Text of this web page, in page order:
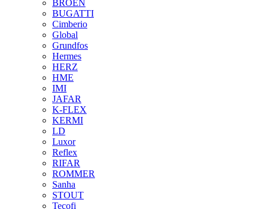
BROEN
BUGATTI
Cimberio
Global
Grundfos
Hermes
HERZ
HME
IMI
JAFAR
K-FLEX
KERMI
LD
Luxor
Reflex
RIFAR
ROMMER
Sanha
STOUT
Tecofi